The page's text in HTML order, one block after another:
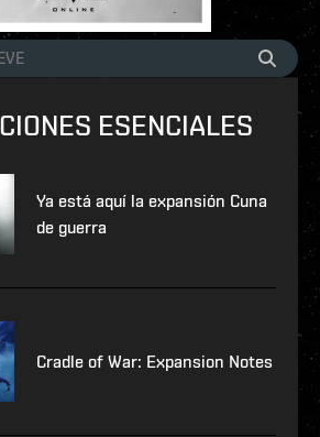
ESENCIALES
Ya está aquí la expansión Cuna
de guerra
Cradle of War: Expansion Notes